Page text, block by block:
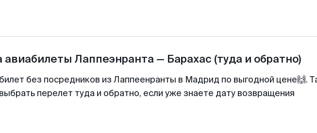
авиабилеты Лаппеэнранта — Барахас (туда и обратно)
без посредников из Лаппеенранты в Мадрид по выгодной цене🙌.
перелет туда и обратно, если уже знаете дату возвращения